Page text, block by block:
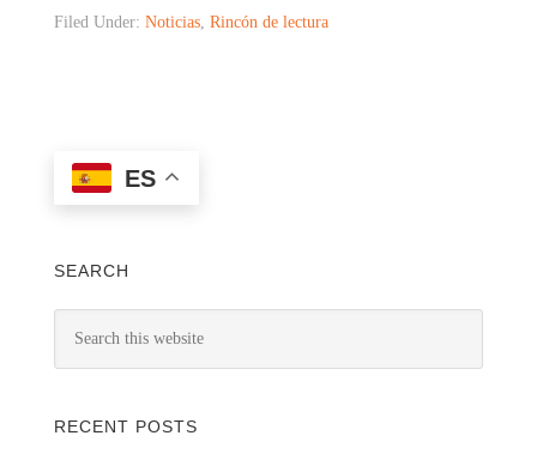
Filed Under: Noticias, Rincón de lectura
ES
SEARCH
RECENT POSTS